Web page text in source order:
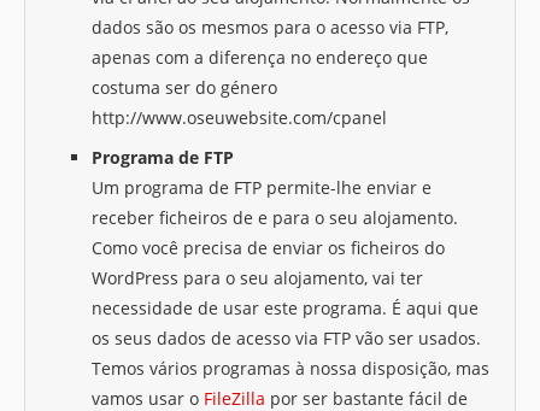
dados são os mesmos para o acesso via FTP,
apenas com a diferença no endereço que
costuma ser do género
http://www.oseuwebsite.com/cpanel
Programa de FTP
Um programa de FTP permite-lhe enviar e
receber ficheiros de e para o seu alojamento.
Como você precisa de enviar os ficheiros do
WordPress para o seu alojamento, vai ter
necessidade de usar este programa. É aqui que
os seus dados de acesso via FTP vão ser usados.
Temos vários programas à nossa disposição, mas
vamos usar o FileZilla por ser bastante fácil de